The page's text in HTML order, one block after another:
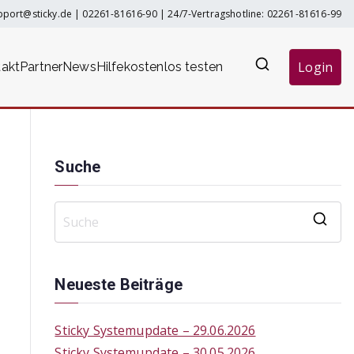
| 02261-81616-90| 24/7-Vertragshotline: 02261-81616-99
PartnerNewsHilfekostenlos testen Login
Suche
r
Neueste Beiträge
Sticky Systemupdate – 29.06.2026